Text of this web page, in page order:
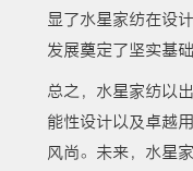
显了水星家纺在设
发展奠定了坚实基础
总之，水星家纺以
能性设计以及卓越
风尚。未来，水星